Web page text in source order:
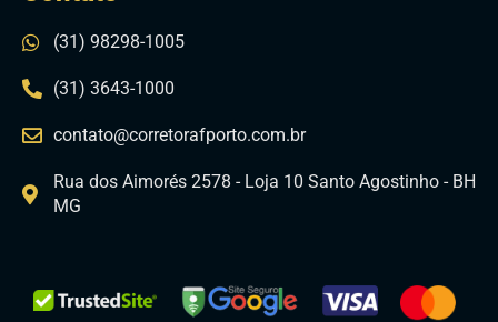
(31) 98298-1005
(31) 3643-1000
contato@corretorafporto.com.br
Rua dos Aimorés 2578 - Loja 10 Santo Agostinho - BH
MG